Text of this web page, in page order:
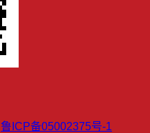
鲁ICP备05002375号-1